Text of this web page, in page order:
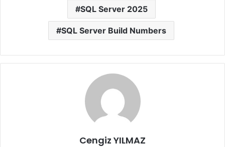
SQL Server 2025
SQL Server Build Numbers
Cengiz YILMAZ